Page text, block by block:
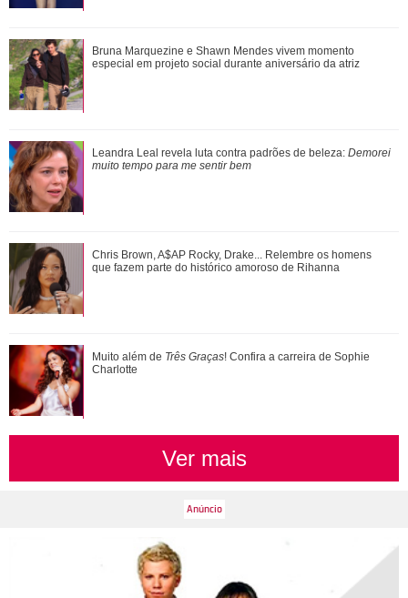
Montagem-Divulgação- 3/120
Olivia de Havilland, a protagonista do filme clássico ...E o
Vento Levou, morreu aos 104 anos de idade. O longa,
longo de sua carreira, que durou mais de 50 anos. A veterana
morreu de causas naturais, em sua própria casa, em Paris,
segundo contou o seu publicista, com as informações da
BBC.
Relembre as vezes que Virginia Fonseca deu um fim a
polêmicas sem rebater diretamente os fat...
Shawn Mendes, João Guilherme, Enzo Celulari... Relembre
os amores - e affairs - de Bruna Mar...
Inesquecíveis! Confira as frases de Friends que marcaram
gerações
Muito além de Três Graças! Confira a carreira de Sophie
Charlotte
Bruna Marquezine e Shawn Mendes vivem momento
especial em projeto social durante aniversário da atriz
Leandra Leal revela luta contra padrões de beleza: Demorei
muito tempo para me sentir bem
Chris Brown, A$AP Rocky, Drake... Relembre os homens
que fazem parte do histórico amoroso de Rihanna
Muito além de Três Graças! Confira a carreira de Sophie
Charlotte
Ver mais